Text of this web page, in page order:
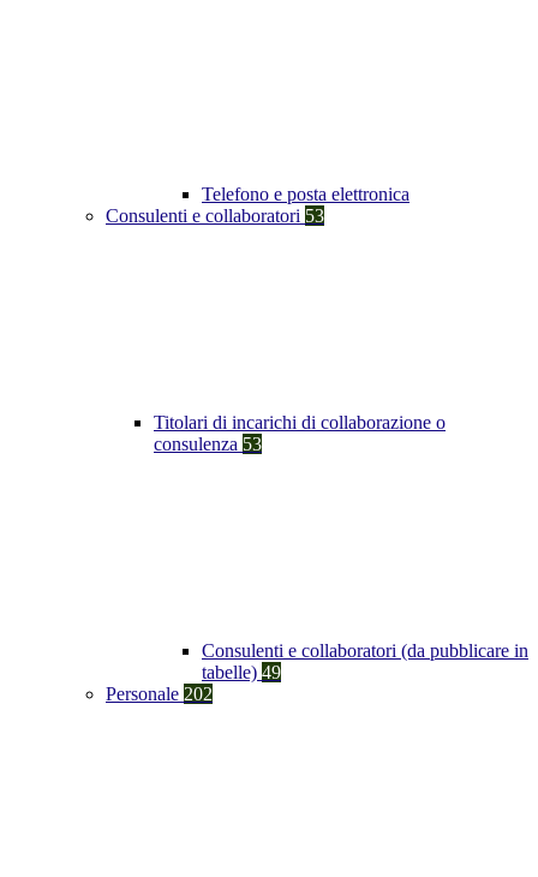
Telefono e posta elettronica
Consulenti e collaboratori 53
Titolari di incarichi di collaborazione o
consulenza 53
Consulenti e collaboratori (da pubblicare in
tabelle) 49
Personale 202